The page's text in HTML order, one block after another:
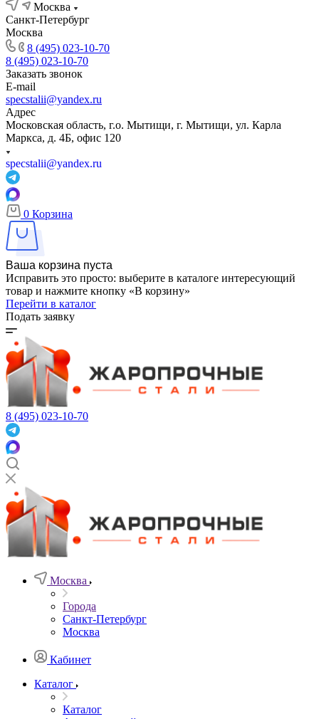
Москва
Санкт-Петербург
Москва
8 (495) 023-10-70
8 (495) 023-10-70
Заказать звонок
E-mail
specstalii@yandex.ru
Адрес
Московская область, г.о. Мытищи, г. Мытищи, ул. Карла
Маркса, д. 4Б, офис 120
specstalii@yandex.ru
0 Корзина
Ваша корзина пуста
Исправить это просто: выберите в каталоге интересующий
товар и нажмите кнопку «В корзину»
Перейти в каталог
Подать заявку
8 (495) 023-10-70
Москва
Города
Санкт-Петербург
Москва
Кабинет
Каталог
Каталог